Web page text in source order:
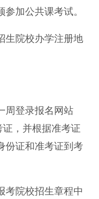
加公共课考试。
生院校办学注册地
周登录报名网站
证，并根据准考证
份证和准考证到考
考院校招生章程中